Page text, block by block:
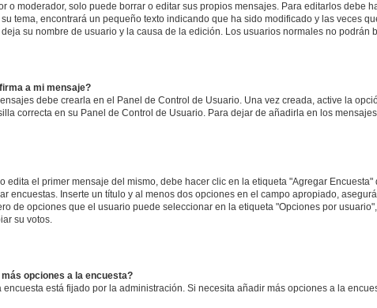
o moderador, solo puede borrar o editar sus propios mensajes. Para editarlos debe
tema, encontrará un pequeño texto indicando que ha sido modificado y las veces
su nombre de usuario y la causa de la edición. Los usuarios normales no
a mi mensaje?
debe crearla en el Panel de Control de Usuario. Una vez creada, active la
correcta en su Panel de Control de Usuario. Para dejar de añadirla en los
edita el primer mensaje del mismo, debe hacer clic en la etiqueta "Agregar
encuestas. Inserte un título y al menos dos opciones en el campo apropiado,
de opciones que el usuario puede seleccionar en la etiqueta "Opciones por
su votos.
opciones a la encuesta?
encuesta está fijado por la administración. Si necesita añadir más opciones a la